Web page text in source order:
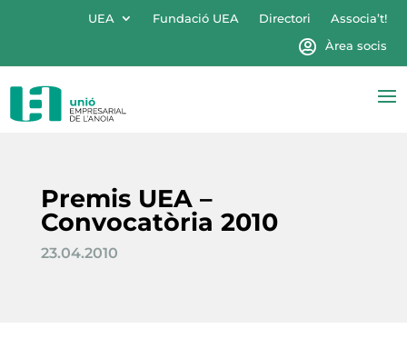
UEA Fundació UEA Directori
Associa’t!
Àrea socis
Premis UEA –
Convocatòria 2010
23.04.2010